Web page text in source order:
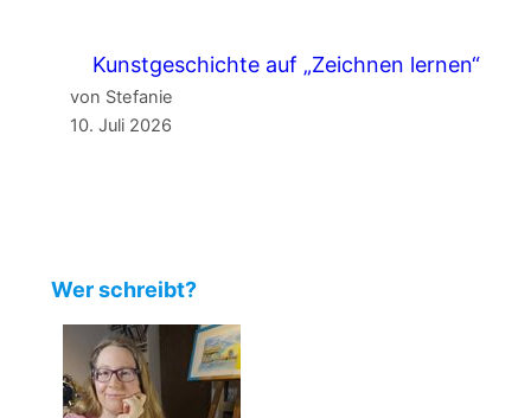
Kunstgeschichte auf „Zeichnen lernen“
von Stefanie
10. Juli 2026
Wer schreibt?